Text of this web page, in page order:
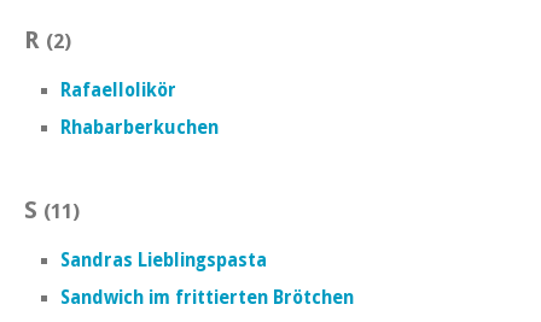
R (2)
Rafaellolikör
Rhabarberkuchen
S (11)
Sandras Lieblingspasta
Sandwich im frittierten Brötchen